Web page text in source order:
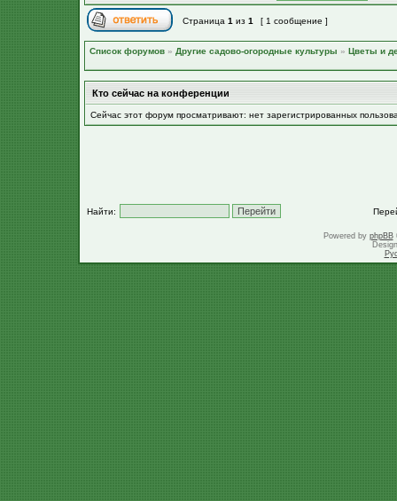
Страница 1 из 1 [ 1 сообщение ]
Список форумов » Другие садово-огородные культуры » Цветы и
Кто сейчас на конференции
Сейчас этот форум просматривают: нет зарегистрированных
Найти:
Powered by phpBB